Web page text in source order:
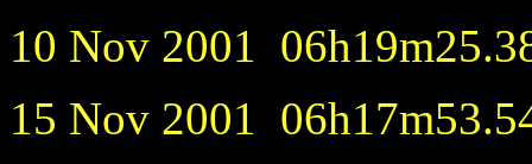
10 Nov 2001
15 Nov 2001